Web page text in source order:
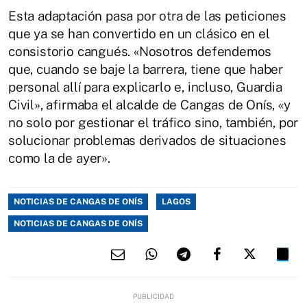
Esta adaptación pasa por otra de las peticiones
que ya se han convertido en un clásico en el
consistorio cangués. «Nosotros defendemos
que, cuando se baje la barrera, tiene que haber
personal allí para explicarlo e, incluso, Guardia
Civil», afirmaba el alcalde de Cangas de Onís, «y
no solo por gestionar el tráfico sino, también, por
solucionar problemas derivados de situaciones
como la de ayer».
NOTICIAS DE CANGAS DE ONÍS LAGOS
NOTICIAS DE CANGAS DE ONÍS